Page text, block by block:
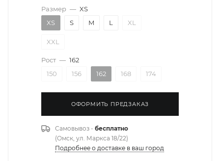
Размер — XS
XS
S M L XL
XXL
Рост — 162
150
156 162 168 174
ОФОРМИТЬ ПРЕДЗАКАЗ
Самовывоз - бесплатно
(Омск, ул. Маркса 18/22)
Подробнее о доставке в ваш город